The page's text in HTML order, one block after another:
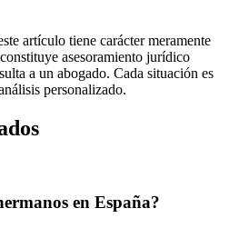
artículo tiene carácter meramente
asesoramiento jurídico
a un abogado. Cada situación es
personalizado.
en España?